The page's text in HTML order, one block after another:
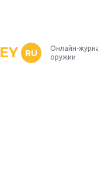
RU
Онлайн-
оружии